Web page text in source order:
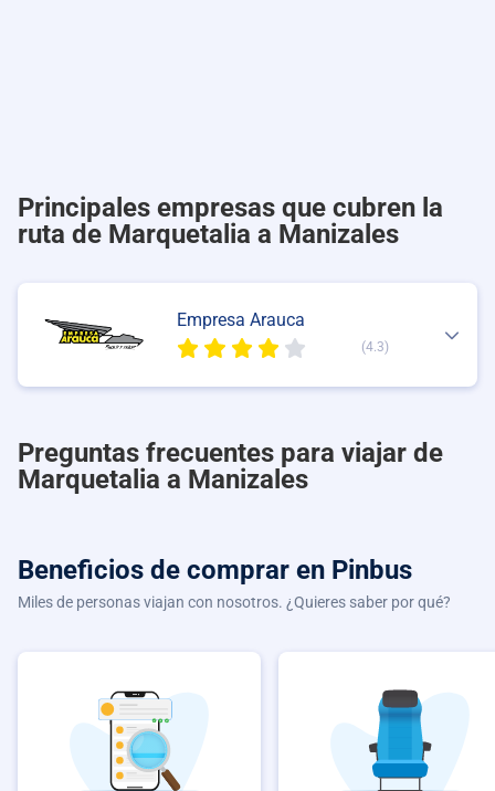
Principales empresas que cubren la
ruta de Marquetalia a Manizales
Empresa Arauca
(4.3)
Preguntas frecuentes para viajar de
Marquetalia a Manizales
Beneficios de comprar en Pinbus
Miles de personas viajan con nosotros. ¿Quieres saber por qué?